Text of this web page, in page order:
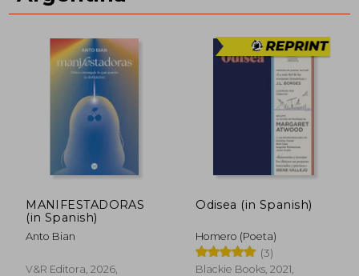
42,36 €
MANIFESTADORAS
(in Spanish)
Anto Bian
V&r Editora, 2026,
Odisea (in Spanish)
Homero (Poeta)
(3)
Blackie Books, 2021,